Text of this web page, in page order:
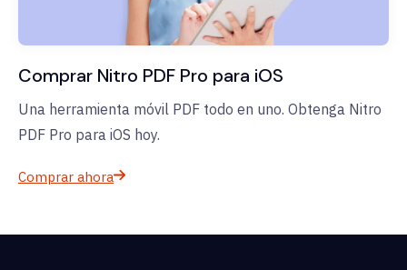
Comprar Nitro PDF Pro para iOS
Una herramienta móvil PDF todo en uno. Obtenga Nitro
PDF Pro para iOS hoy.
Comprar ahora